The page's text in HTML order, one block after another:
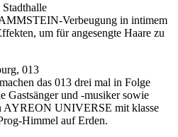
Verbeugung in intimem
um für angesengte Haare zu
013
das 013 drei mal in Folge
und -musiker sowie
AYREON UNIVERSE mit klasse
Himmel auf Erden.